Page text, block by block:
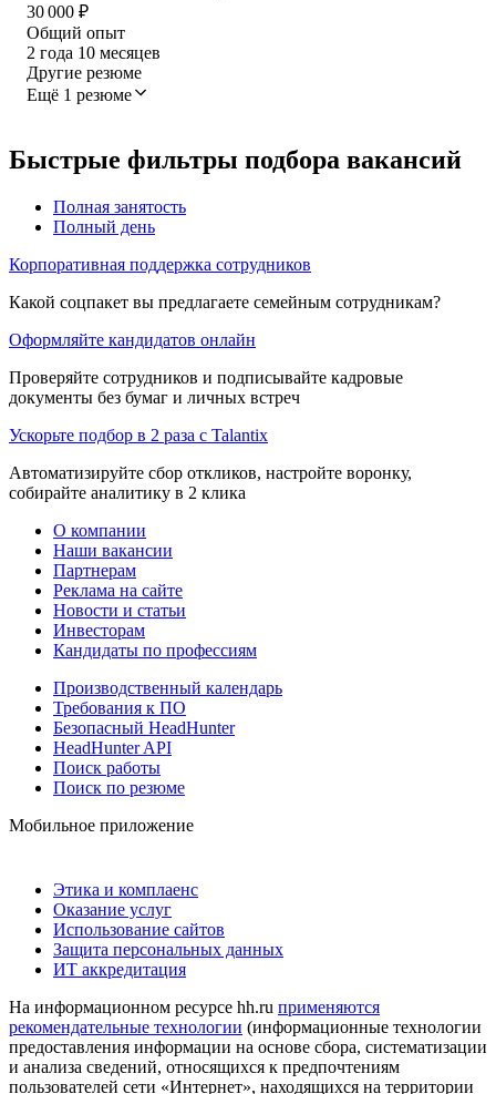
30 000 ₽
Общий опыт
2 года 10 месяцев
Другие резюме
Ещё 1 резюме
Быстрые фильтры подбора вакансий
Полная занятость
Полный день
Корпоративная поддержка сотрудников
Какой соцпакет вы предлагаете семейным сотрудникам?
Оформляйте кандидатов онлайн
Проверяйте сотрудников и подписывайте кадровые
документы без бумаг и личных встреч
Ускорьте подбор в 2 раза с Talantix
Автоматизируйте сбор откликов, настройте воронку,
собирайте аналитику в 2 клика
О компании
Наши вакансии
Партнерам
Реклама на сайте
Новости и статьи
Инвесторам
Кандидаты по профессиям
Производственный календарь
Требования к ПО
Безопасный HeadHunter
HeadHunter API
Поиск работы
Поиск по резюме
Мобильное приложение
Этика и комплаенс
Оказание услуг
Использование сайтов
Защита персональных данных
ИТ аккредитация
На информационном ресурсе hh.ru применяются
рекомендательные технологии (информационные технологии
предоставления информации на основе сбора, систематизации
и анализа сведений, относящихся к предпочтениям
пользователей сети «Интернет», находящихся на территории